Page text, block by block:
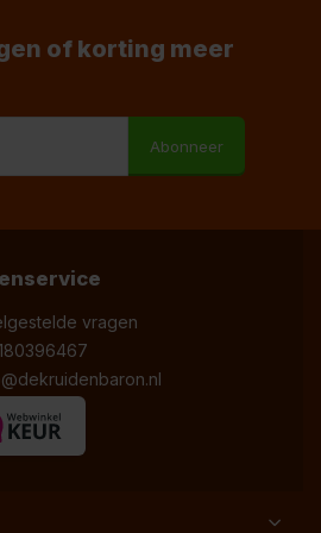
of korting meer
Abonneer
vragen